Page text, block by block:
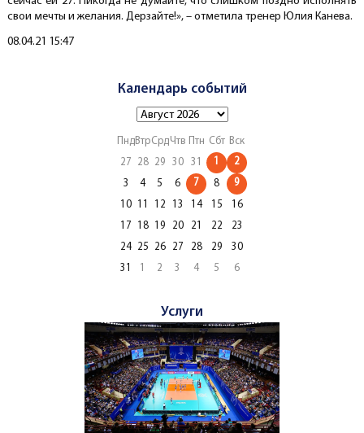
свои мечты и желания. Дерзайте!», – отметила тренер Юлия Канева.
Создано
08.04.21 15:47
Календарь событий
ПндВтрСрдЧтв Птн Сбт Вск
27
28 29 30 31 1 2
3 4 5 6 7 8 9
10 11 12 13 14 15
16
17
18 19 20 21 22
23
24
25 26 27 28 29
30
31
1 2 3 4 5 6
Услуги